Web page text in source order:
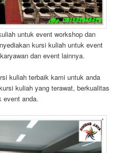
untuk event workshop dan
kursi kuliah untuk event
dan event lainnya.
kuliah terbaik kami untuk anda
kuliah yang terawat, berkualitas
event anda.